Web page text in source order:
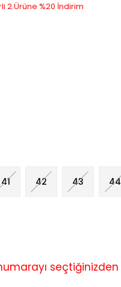
2.Ürüne %20 İndirim
41 42 43 44
seçtiğinizden